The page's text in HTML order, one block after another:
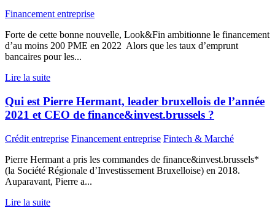
Financement entreprise
Forte de cette bonne nouvelle, Look&Fin ambitionne le financement
d’au moins 200 PME en 2022 Alors que les taux d’emprunt
bancaires pour les...
Lire la suite
Qui est Pierre Hermant, leader bruxellois de l’année
2021 et CEO de finance&invest.brussels ?
Crédit entreprise Financement entreprise Fintech & Marché
Pierre Hermant a pris les commandes de finance&invest.brussels*
(la Société Régionale d’Investissement Bruxelloise) en 2018.
Auparavant, Pierre a...
Lire la suite